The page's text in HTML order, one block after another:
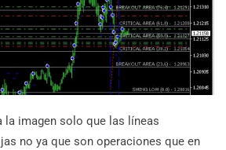
la imagen solo que las líneas
no ya que son operaciones que en